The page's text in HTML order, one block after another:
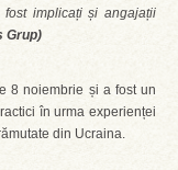
implicați și angajații
Grup)
8 noiembrie și a fost un
în urma experienței
din Ucraina.